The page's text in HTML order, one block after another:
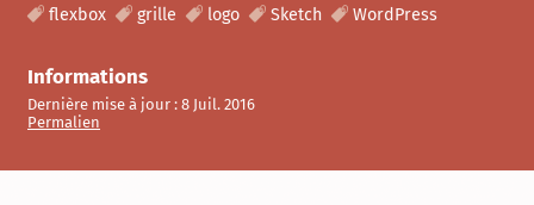
flexbox grille logo Sketch WordPress
Informations
Dernière mise à jour : 8 Juil. 2016
Permalien